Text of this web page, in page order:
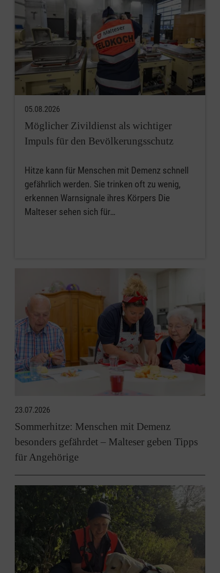
05.08.2026
Möglicher Zivildienst als wichtiger
Impuls für den Bevölkerungsschutz
Hitze kann für Menschen mit Demenz schnell
gefährlich werden. Sie trinken oft zu wenig,
erkennen Warnsignale ihres Körpers Die
Malteser sehen sich für…
23.07.2026
Sommerhitze: Menschen mit Demenz
besonders gefährdet – Malteser geben Tipps
für Angehörige